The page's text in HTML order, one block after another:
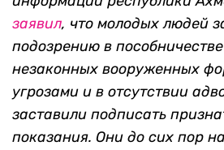
заявил, что молодых людей
подозрению в
незаконных вооруженных
угрозами и в отсутствии
заставили подписать
показания. Они до сих пор